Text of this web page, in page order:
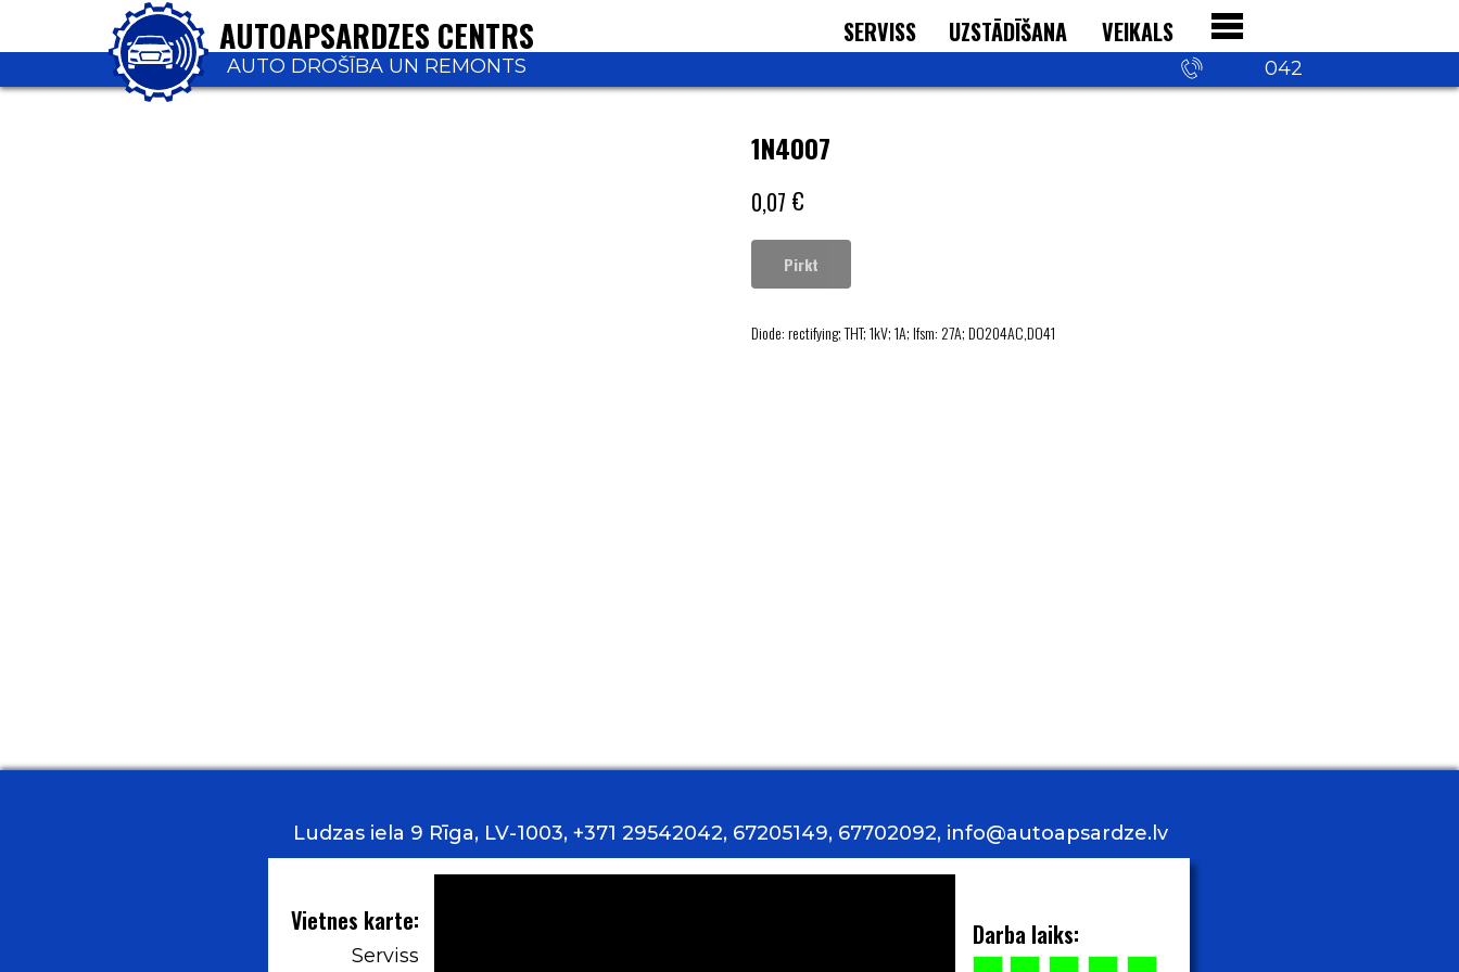
+371 29 542
042
AUTOAPSARDZES CENTRS
AUTO DROŠĪBA UN REMONTS
VEIKALS
UZSTĀDĪŠANA
SERVISS
1N4007
0,07 €
Pirkt
Diode: rectifying; THT; 1kV; 1A; Ifsm: 27A; DO204AC,DO41
Darba laiks:
Ludzas iela 9 Rīga, LV-1003, +371 29542042, 67205149, 67702092, info@autoapsardze.lv
Serviss
Vietnes karte: